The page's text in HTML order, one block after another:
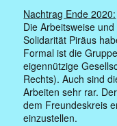
Nachtrag Ende 2020:
Die Arbeitsweise
Solidarität Piräus
Formal ist die
eigennützige
Rechts). Auch sind
Arbeiten sehr rar.
dem Freundeskreis
einzustellen.